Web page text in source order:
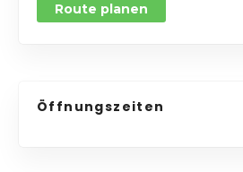
Route planen
Öffnungszeiten